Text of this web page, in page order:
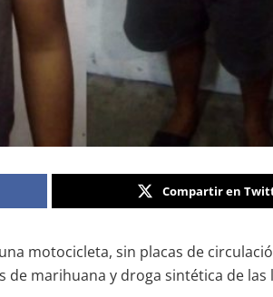
Compartir en
motocicleta, sin placas de
marihuana y droga sintética de las